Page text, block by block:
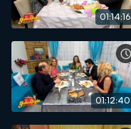
01:14:16
01:12:40